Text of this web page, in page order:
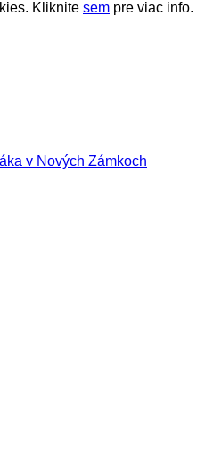
Kliknite sem pre viac info.
v Nových Zámkoch